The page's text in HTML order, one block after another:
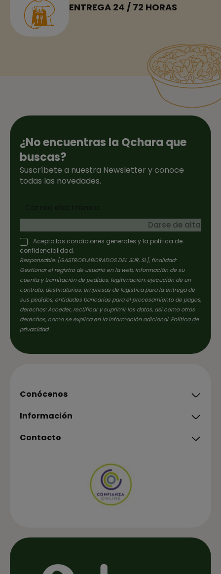
ENTREGA 24 / 72 HORAS
¿No encuentras la Qchara que
buscas?
Suscríbete a nuestra Newsletter y conoce
todas las novedades.
Darse de alta
Acepto las condiciones generales y la política de
confidencialidad.
Responsable: [GASTROELABORADOS DEL SUR, SL], finalidad:
Gestionar el registro de usuario en la web, información de su
cuenta y tramitación de pedidos, legitimación: ejecución de un
contrato, destinatarios: empresas de logística para la entrega de
sus pedidos, entidades bancarias para el procesamiento de pagos,
derechos: Acceder, rectificar y suprimir los datos, así como otros
derechos, como se explica en la información adicional. Política de
privacidad.
Conócenos
Información
Contacto